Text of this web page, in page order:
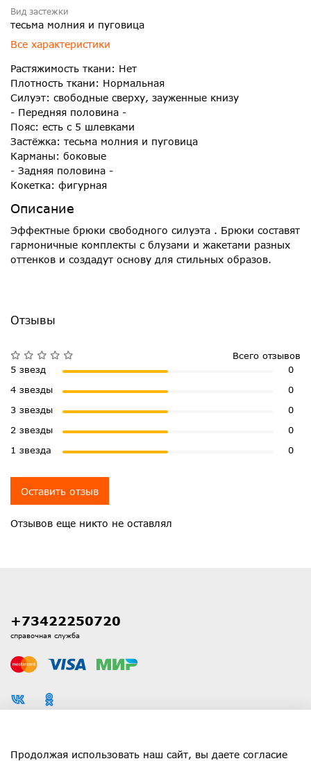
Вид застежки
тесьма молния и пуговица
Все характеристики
Растяжимость ткани: Нет
Плотность ткани: Нормальная
Силуэт: свободные сверху, зауженные книзу
- Передняя половина -
Пояс: есть с 5 шлевками
Застёжка: тесьма молния и пуговица
Карманы: боковые
- Задняя половина -
Кокетка: фигурная
Описание
Эффектные брюки свободного силуэта . Брюки составят
гармоничные комплекты с блузами и жакетами разных
оттенков и создадут основу для стильных образов.
Отзывы
Отзывов еще никто не оставлял
Всего отзывов
5 звезд
0
4 звезды
0
3 звезды
0
2 звезды
0
1 звезда
0
Оставить отзыв
Каталог
+73422250720
справочная служба
Продолжая использовать наш сайт, вы даете согласие